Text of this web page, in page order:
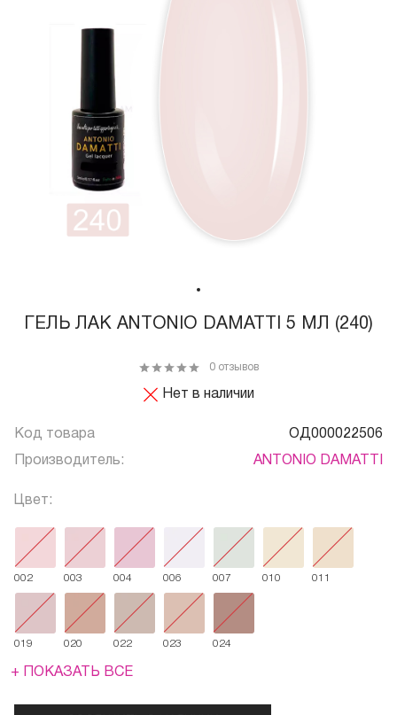
ГЕЛЬ ЛАК ANTONIO DAMATTI 5 МЛ (240)
Нет в наличии
0 отзывов
Код товара ОД000022506
Производитель: ANTONIO DAMATTI
Цвет:
002 003 004 006 007 010 011
019 020 022 023 024
+ ПОКАЗАТЬ ВСЕ